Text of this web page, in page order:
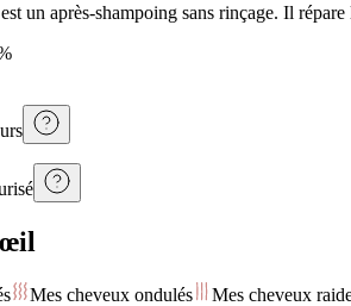
un après-shampoing sans rinçage. Il
Mes cheveux ondulés Mes cheveux